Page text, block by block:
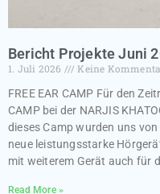
Bericht Projekte Juni
1. Juli 2026
Keine
FREE EAR CAMP Für den
CAMP bei der NARJIS
dieses Camp wurden uns von
neue leistungsstarke
mit weiterem Gerät auch für
Read More »